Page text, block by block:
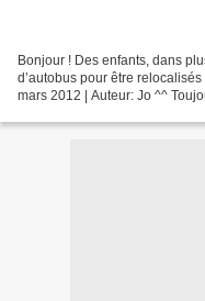
Bonjour ! Des enfants, dans
d’autobus pour être
mars 2012 | Auteur: Jo ^^